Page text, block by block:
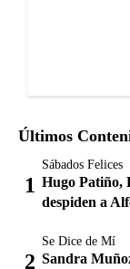
Últimos
Sábados Felices
Hugo Patiño,
despiden a
Se Dice de Mí
Sandra